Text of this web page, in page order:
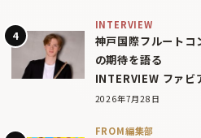
INTERVIEW
神戸国際フルートコ
の期待を語る
INTERVIEW ファビ
2026年7月28日
FROM編集部